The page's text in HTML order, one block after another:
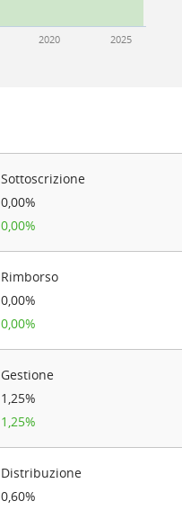
2020 2025
Sottoscrizione
0,00%
0,00%
Rimborso
0,00%
0,00%
Gestione
1,25%
1,25%
Distribuzione
0,60%